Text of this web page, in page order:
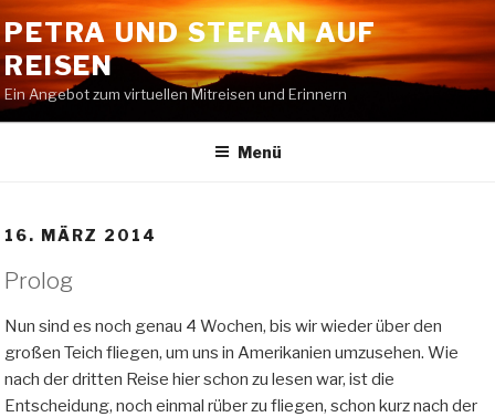
Zum
Inhalt
springen
PETRA UND STEFAN AUF
REISEN
Ein Angebot zum virtuellen Mitreisen und Erinnern
Menü
16. MÄRZ 2014
Prolog
Nun sind es noch genau 4 Wochen, bis wir wieder über den
großen Teich fliegen, um uns in Amerikanien umzusehen. Wie
nach der dritten Reise hier schon zu lesen war, ist die
Entscheidung, noch einmal rüber zu fliegen, schon kurz nach der